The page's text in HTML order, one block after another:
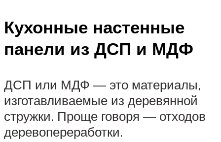
Кухонные настенные
панели из ДСП и МДФ
ДСП или МДФ — это материалы,
изготавливаемые из деревянной
стружки. Проще говоря — отходов
деревопереработки.